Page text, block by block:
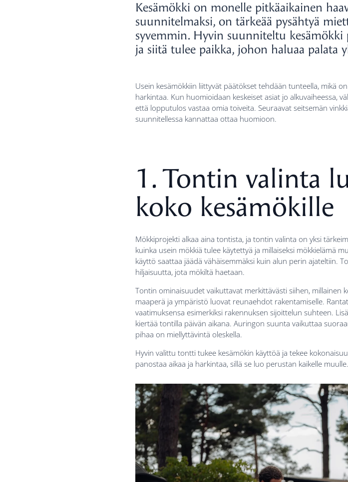
Kesämökki on monelle pitkäaikainen
suunnitelmaksi, on tärkeää pysähtyä
syvemmin. Hyvin suunniteltu kesämökki
ja siitä tulee paikka, johon haluaa palata
Usein kesämökkiin liittyvät päätökset tehdään tunteella, mikä
harkintaa. Kun huomioidaan keskeiset asiat jo alkuvaiheessa,
että lopputulos vastaa omia toiveita. Seuraavat seitsemän
suunnitellessa kannattaa ottaa huomioon.
1. Tontin valinta
koko kesämökille
Mökkiprojekti alkaa aina tontista, ja tontin valinta on yksi
kuinka usein mökkiä tulee käytettyä ja millaiseksi mökkielämä
käyttö saattaa jäädä vähäisemmäksi kuin alun perin ajateltiin.
hiljaisuutta, jota mökiltä haetaan.
Tontin ominaisuudet vaikuttavat merkittävästi siihen,
maaperä ja ympäristö luovat reunaehdot rakentamiselle.
vaatimuksensa esimerkiksi rakennuksen sijoittelun suhteen.
kiertää tontilla päivän aikana. Auringon suunta vaikuttaa
pihaa on miellyttävintä oleskella.
Hyvin valittu tontti tukee kesämökin käyttöä ja tekee
panostaa aikaa ja harkintaa, sillä se luo perustan kaikelle muulle.